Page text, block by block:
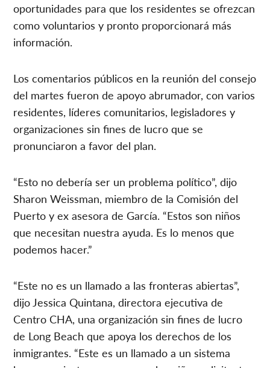
oportunidades para que los residentes se ofrezcan
como voluntarios y pronto proporcionará más
información.
Los comentarios públicos en la reunión del consejo
del martes fueron de apoyo abrumador, con varios
residentes, líderes comunitarios, legisladores y
organizaciones sin fines de lucro que se
pronunciaron a favor del plan.
“Esto no debería ser un problema político”, dijo
Sharon Weissman, miembro de la Comisión del
Puerto y ex asesora de García. “Estos son niños
que necesitan nuestra ayuda. Es lo menos que
podemos hacer.”
“Este no es un llamado a las fronteras abiertas”,
dijo Jessica Quintana, directora ejecutiva de
Centro CHA, una organización sin fines de lucro
de Long Beach que apoya los derechos de los
inmigrantes. “Este es un llamado a un sistema